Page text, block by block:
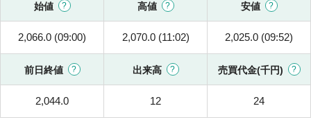
始値 高値 安値
2,066.0 (09:00) 2,070.0 (11:02) 2,025.0 (09:52)
前日終値 出来高 売買代金(千円)
2,044.0 12 24